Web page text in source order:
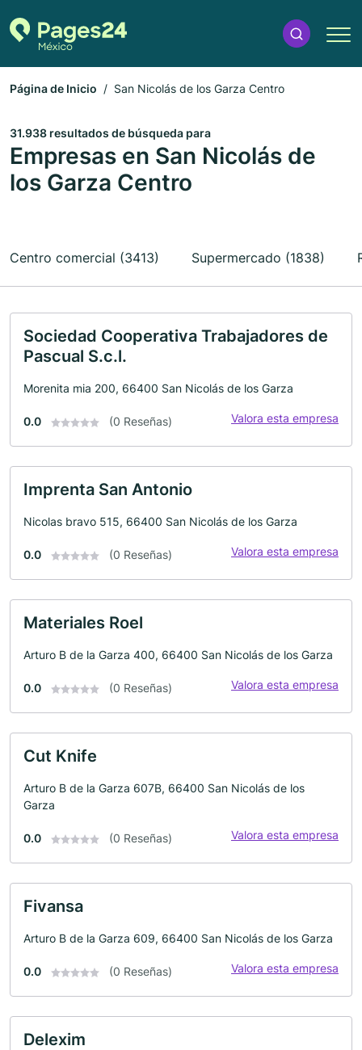
Página de Inicio San Nicolás de los Garza Centro
31.938 resultados de búsqueda para
Empresas en San Nicolás de
los Garza Centro
Centro comercial (3413) Supermercado (1838)
Sociedad Cooperativa Trabajadores de
Pascual S.c.l.
Morenita mia 200, 66400 San Nicolás de los Garza
0.0 (0 Reseñas) Valora esta empresa
Imprenta San Antonio
Nicolas bravo 515, 66400 San Nicolás de los Garza
0.0 (0 Reseñas) Valora esta empresa
Materiales Roel
Arturo B de la Garza 400, 66400 San Nicolás de los Garza
0.0 (0 Reseñas) Valora esta empresa
Cut Knife
Arturo B de la Garza 607B, 66400 San Nicolás de los
Garza
0.0 (0 Reseñas) Valora esta empresa
Fivansa
Arturo B de la Garza 609, 66400 San Nicolás de los Garza
0.0 (0 Reseñas) Valora esta empresa
Delexim